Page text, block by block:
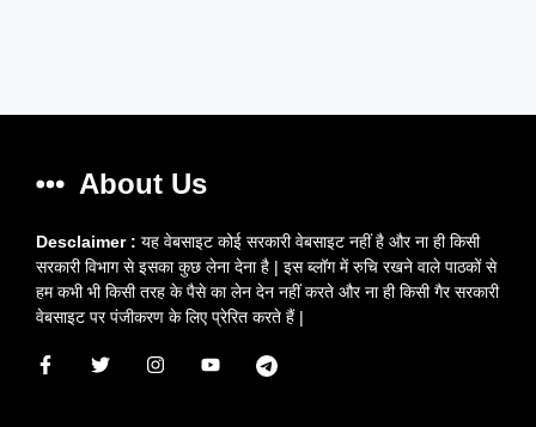
About Us
Desclaimer : यह वेबसाइट कोई सरकारी वेबसाइट नहीं है और ना ही किसी
सरकारी विभाग से इसका कुछ लेना देना है | इस ब्लॉग में रुचि रखने वाले पाठकों से
हम कभी भी किसी तरह के पैसे का लेन देन नहीं करते और ना ही किसी गैर सरकारी
वेबसाइट पर पंजीकरण के लिए प्रेरित करते हैं |